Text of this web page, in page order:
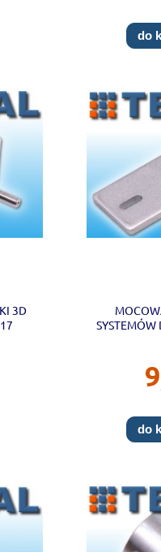
do
3D
SYSTEMÓW
do